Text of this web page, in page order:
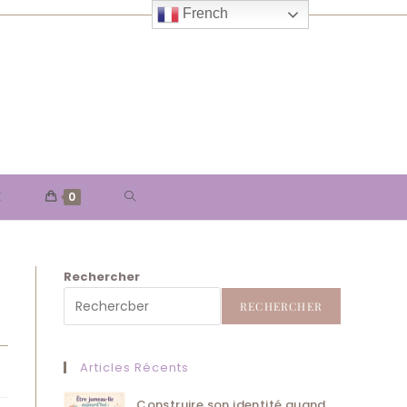
0 TOGGLE
SEARCH
Rechercher
RECHERCHER
Articles Récents
French